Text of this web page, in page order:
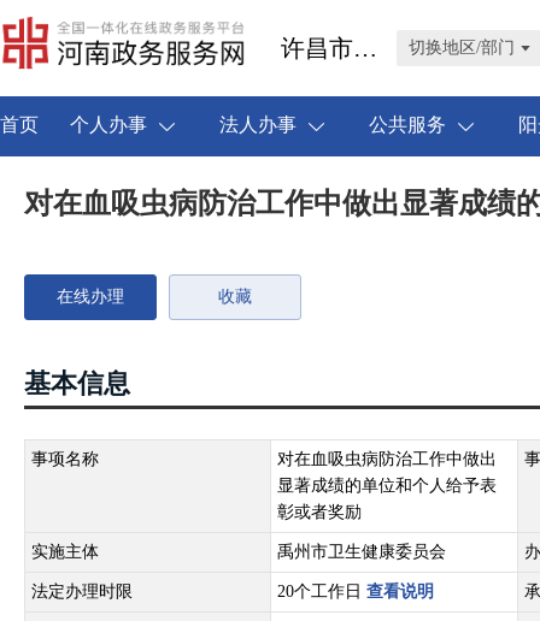
许昌市禹州市 切换地区/部门
首页 个人办事 法人办事 公共服务
对在血吸虫病防治工作中做出显著成绩
在线办理 收藏
基本信息
事项名称
对在血吸虫病防治工作中做出
显著成绩的单位和个人给予表
彰或者奖励
实施主体 禹州市卫生健康委员会
法定办理时限 20个工作日 查看说明